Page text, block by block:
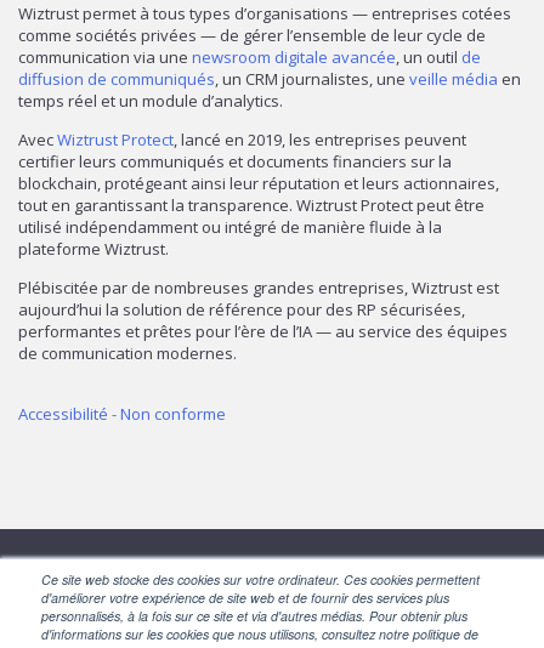
Ce site web stocke des cookies sur votre ordinateur. Ces cookies permettent
d'améliorer votre expérience de site web et de fournir des services plus
personnalisés, à la fois sur ce site et via d'autres médias. Pour obtenir plus
d'informations sur les cookies que nous utilisons, consultez notre politique de
Wiztrust permet à tous types d’organisations — entreprises cotées
comme sociétés privées — de gérer l’ensemble de leur cycle de
communication via une newsroom digitale avancée, un outil de
diffusion de communiqués, un CRM journalistes, une veille média en
temps réel et un module d’analytics.
AvecWiztrust Protect, lancé en 2019, les entreprises peuvent
certifier leurs communiqués et documents financiers sur la
blockchain, protégeant ainsi leur réputation et leurs actionnaires,
tout en garantissant la transparence. Wiztrust Protect peut être
utilisé indépendamment ou intégré de manière fluide à la
plateforme Wiztrust.
Plébiscitée par de nombreuses grandes entreprises, Wiztrust est
aujourd’hui la solution de référence pour des RP sécurisées,
performantes et prêtes pour l’ère de l’IA — au service des équipes
de communication modernes.
Accessibilité - Non conforme
SUIVEZ-NOUS